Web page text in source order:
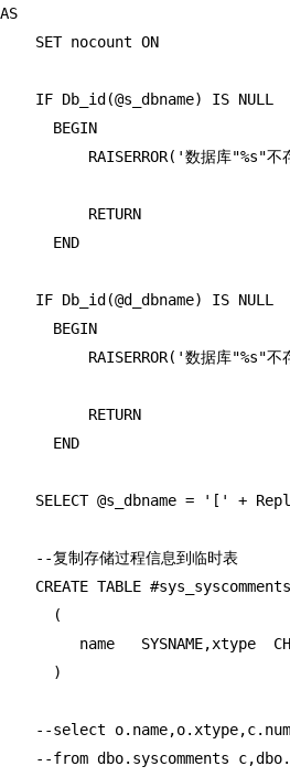
AS
    SET nocount ON
    IF Db_id(@s_dbname) IS NULL
      BEGIN
RAISERROR('数据库"%s"不
          RETURN
      END
    IF Db_id(@d_dbname) IS NULL
      BEGIN
RAISERROR('数据库"%s"不
          RETURN
      END
SELECT @s_dbname = '[' +
    --复制存储过程信息到临时表
CREATE TABLE
      (
name   SYSNAME,xtype
      )
--select
--from dbo.syscomments